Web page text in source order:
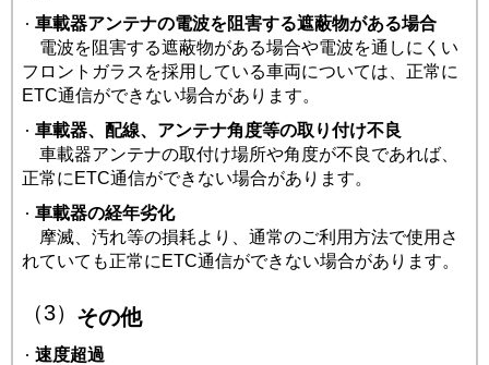
車載器アンテナの電波を阻害する遮蔽物がある場合
電波を阻害する遮蔽物がある場合や電波を通しにくい
フロントガラスを採用している車両については、正常に
ETC通信ができない場合があります。
車載器、配線、アンテナ角度等の取り付け不良
車載器アンテナの取付け場所や角度が不良であれば、
正常にETC通信ができない場合があります。
車載器の経年劣化
摩滅、汚れ等の損耗より、通常のご利用方法で使用さ
れていても正常にETC通信ができない場合があります。
（3） その他
速度超過